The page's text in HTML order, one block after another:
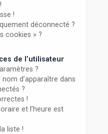
!
déconnecté ?
cookies » ?
de l’utilisateur
?
d’apparaître dans
?
!
et l’heure est
liste !